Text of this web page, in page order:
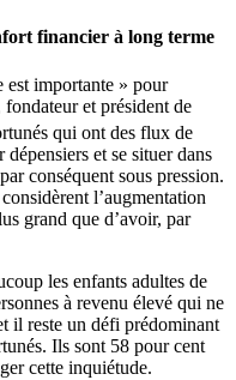
financier à long terme
importante » pour
et président de
qui ont des flux de
et se situer dans
conséquent sous pression.
l’augmentation
grand que d’avoir, par
les enfants adultes de
à revenu élevé qui ne
il reste un défi prédominant
Ils sont 58 pour cent
cette inquiétude.